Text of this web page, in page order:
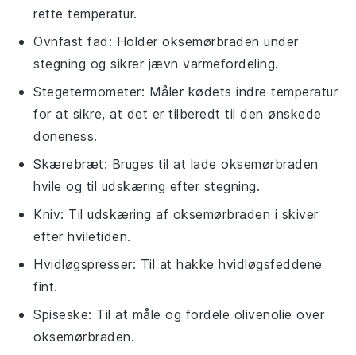
rette temperatur.
Ovnfast fad : Holder oksemørbraden under
stegning og sikrer jævn varmefordeling.
Stegetermometer: Måler kødets indre temperatur
for at sikre, at det er tilberedt til den ønskede
doneness.
Skærebræt: Bruges til at lade oksemørbraden
hvile og til udskæring efter stegning.
Kniv: Til udskæring af oksemørbraden i skiver
efter hviletiden.
Hvidløgspresser: Til at hakke hvidløgsfeddene
fint.
Spiseske: Til at måle og fordele olivenolie over
oksemørbraden.